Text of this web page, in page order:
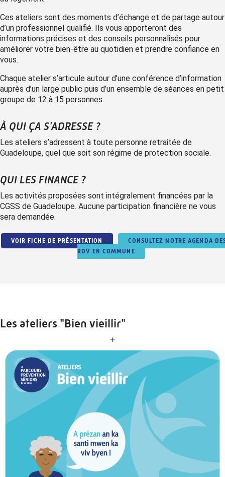
Ces ateliers sont des moments d’échange et de partage autour
d’un professionnel qualifié. Ils vous apporteront des
informations précises et des conseils personnalisés pour
améliorer votre bien-être au quotidien et prendre confiance en
vous.
Chaque atelier s’articule autour d’une conférence d’information
auprès d’un large public puis d’un ensemble de séances en petit
groupe de 12 à 15 personnes.
À QUI ÇA S’ADRESSE ?
Les ateliers s’adressent à toute personne retraitée de
Guadeloupe, quel que soit son régime de protection sociale.
QUI LES FINANCE ?
Les activités proposées sont intégralement financées par la
CGSS de Guadeloupe. Aucune participation financière ne vous
sera demandée.
VOIR FICHE DE PRÉSENTATION
CONSULTEZ NOTRE AGENDA
RDV EN COMMUNE
Les ateliers "Bien vieillir"
+